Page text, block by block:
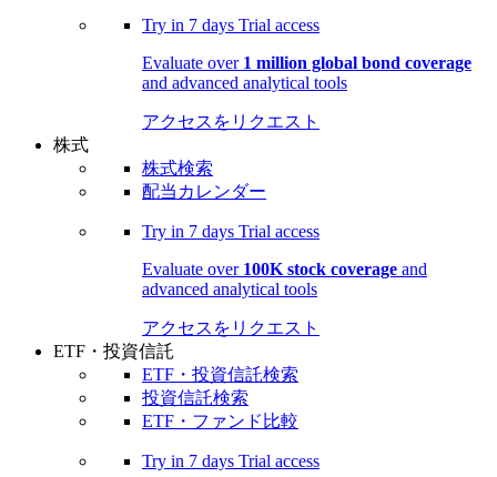
Try in 7 days Trial access
Evaluate over 1 million global bond coverage
and advanced analytical tools
アクセスをリクエスト
株式
株式検索
配当カレンダー
Try in 7 days Trial access
Evaluate over 100K stock coverage and
advanced analytical tools
アクセスをリクエスト
ETF・投資信託
ETF・投資信託検索
投資信託検索
ETF・ファンド比較
Try in 7 days Trial access